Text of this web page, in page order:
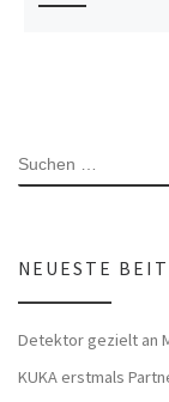
SUCHE
NEUESTE
Detektor gezielt an
KUKA erstmals